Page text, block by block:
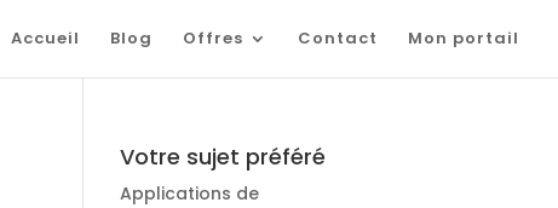
Accueil Blog Offres Contact Mon portail
Votre sujet préféré
Applications de